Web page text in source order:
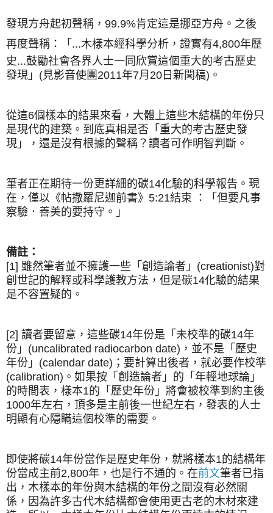
發現方舟起初聲稱， 99.9%肯定這是挪亞方舟 。之後
再度聲稱：「...木樣本經科學分析，證實有4,800年歷
史...鼓勵社會各界人士一同欣賞這個重大的考古歷史
發現」(見影音使團2011年7月20日新聞稿)。
從這6個樣本的結果來看，大體上這些木結構的年份只
是現代的建築。到底真相是否「重大的考古歷史發
現」，還是沒有根據的聲稱？ 讀者可作明智判斷。
筆者正在期待一份更詳細的碳14化驗的科學報告。現
在，僅以《帖撒羅尼迦前書》5:21結束 ：「但要凡事
察驗．善美的要持守。」
備註：
[1] 雖然筆者並不擁護一些「創造論者」(creationist)對
創世記的解釋或科學護教方法，但是碳14化驗的結果
是不容置疑的。
[2] 讀者要留意，這些碳14年份是「未校準的碳14年
份」(uncalibrated radiocarbon date)，並不是「歷史
年份 」(calendar date)；要計算出後者，就必要作校準
(calibration)。如果按 「創造論者」的「年輕地球論」
的時間表，樣本1的「 歷史年份 」將會被校準到約主後
1000年左右，頂多是主前後一世紀左右，發表的人士
明顯有心隱瞞這個校準的需要。
即使將碳14年份當作是歷史年份，就將樣本1的結構年
份當成主前2,800年，也是行不通的。 在前文筆者已指
出， 木樣本的年份與木結構的年份之間沒有必然關
係， 因為許多古代木結構都會使用更古老的木材來建